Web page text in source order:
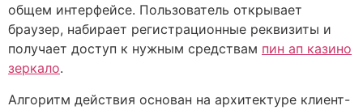
общем интерфейсе. Пользователь открывает
браузер, набирает регистрационные реквизиты и
получает доступ к нужным средствам пин ап казино
зеркало.
Алгоритм действия основан на архитектуре клиент-